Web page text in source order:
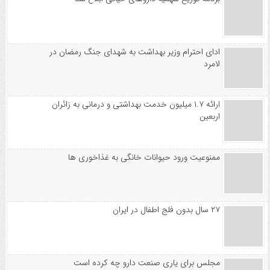
ادای احترام وزیر بهداشت به شهدای جنگ رمضان در
لامرد
ارائه ۱.۷ میلیون خدمت بهداشتی و درمانی به زائران
اربعین
ممنوعیت ورود حیوانات خانگی به غذاخوری ها
۲۷ سال بدون فلج اطفال در ایران
مجلس برای یاری صنعت دارو چه کرده است